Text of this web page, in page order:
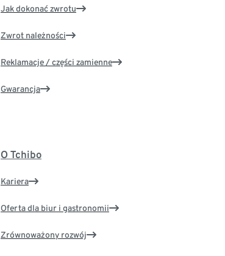
Jak dokonać zwrotu
Zwrot należności
Reklamacje / części zamienne
Gwarancja
O Tchibo
Kariera
Oferta dla biur i gastronomii
Zrównoważony rozwój